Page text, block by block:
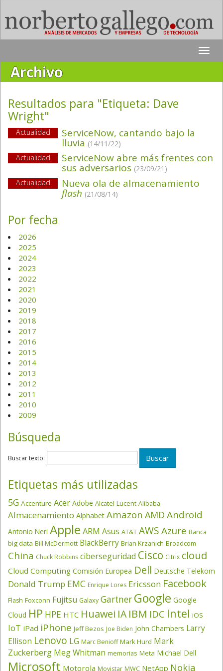
Toggle
Archivo
Resultados para "Etiqueta: Dave
Wright"
Actualidad ServiceNow, cantando bajo la
lluvia (14/11/22)
Actualidad
ServiceNow abre más frentes con
sus adversarios (23/09/21)
Actualidad
Nueva ola de almacenamiento
flash (21/08/14)
Por fecha
2026
2025
2024
2023
2022
2021
2020
2019
2018
2017
2016
2015
2014
2013
2012
2011
2010
2009
Búsqueda
Buscar texto:
Etiquetas más utilizadas
5G Accenture Acer Adobe Alcatel-Lucent Alibaba
Almacenamiento Alphabet Amazon AMD Android
Antonio Neri Apple ARM Asus AT&T AWSAzure Banca
big data Bill McDermott BlackBerry Brian Krzanich Broadcom
China Chuck Robbins ciberseguridad Cisco Citrix cloud
Cloud Computing Comisión Europea Dell Deutsche Telekom
Donald Trump EMC Enrique Lores Ericsson Facebook
Flash Foxconn Fujitsu Galaxy Gartner Google Google
Cloud HP HPE HTC Huawei IA IBM IDC Intel iOS
IoT iPad iPhone Jeff Bezos Joe Biden John Chambers Larry
Ellison Lenovo LG Marc Benioff Mark Hurd Mark
Zuckerberg Meg Whitman memorias Meta Michael Dell
Microsoft Motorola Movistar MWC NetApp Nokia